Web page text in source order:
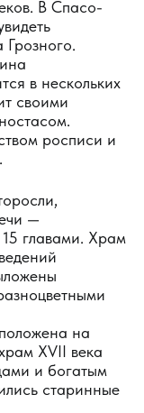
В Спасо-
в нескольких
своими
росписи и
—
главами. Храм
на
XVII века
и богатым
старинные